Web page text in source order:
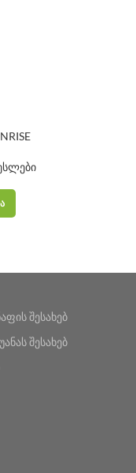
შესახებ
შესახებ